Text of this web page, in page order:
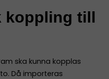
koppling till
ska kunna kopplas
Då importeras